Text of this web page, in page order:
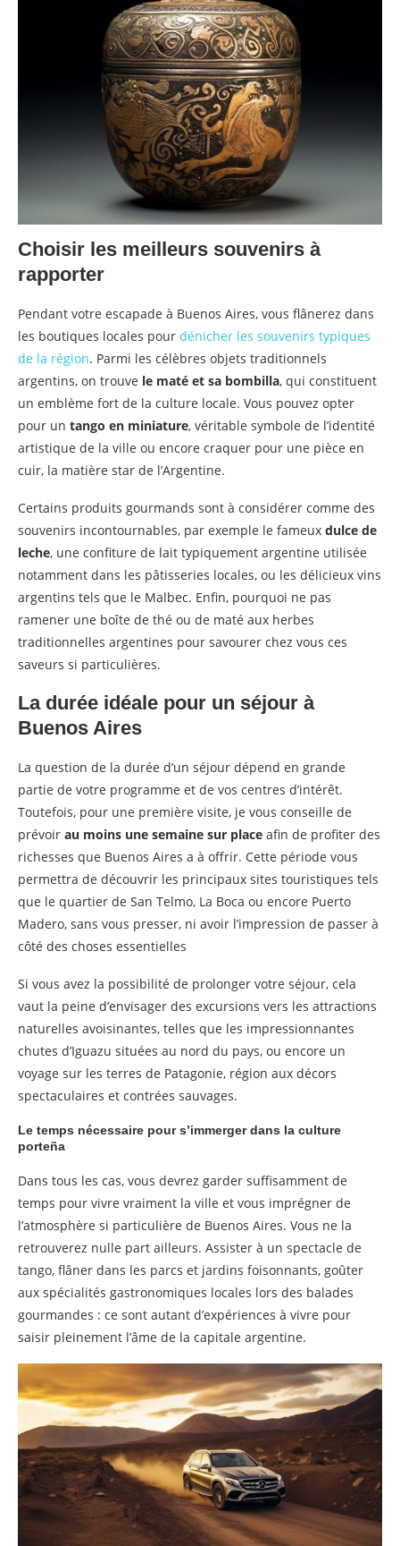
Choisir les meilleurs souvenirs à
rapporter
Pendant votre escapade à Buenos Aires, vous flânerez dans
les boutiques locales pour dénicher les souvenirs typiques
de la région. Parmi les célèbres objets traditionnels
argentins, on trouve le maté et sa bombilla, qui constituent
un emblème fort de la culture locale. Vous pouvez opter
pour un tango en miniature, véritable symbole de l’identité
artistique de la ville ou encore craquer pour une pièce en
cuir, la matière star de l’Argentine.
Certains produits gourmands sont à considérer comme des
souvenirs incontournables, par exemple le fameux dulce de
leche, une confiture de lait typiquement argentine utilisée
notamment dans les pâtisseries locales, ou les délicieux vins
argentins tels que le Malbec. Enfin, pourquoi ne pas
ramener une boîte de thé ou de maté aux herbes
traditionnelles argentines pour savourer chez vous ces
saveurs si particulières.
La durée idéale pour un séjour à
Buenos Aires
La question de la durée d’un séjour dépend en grande
partie de votre programme et de vos centres d’intérêt.
Toutefois, pour une première visite, je vous conseille de
prévoir au moins une semaine sur place afin de profiter des
richesses que Buenos Aires a à offrir. Cette période vous
permettra de découvrir les principaux sites touristiques tels
que le quartier de San Telmo, La Boca ou encore Puerto
Madero, sans vous presser, ni avoir l’impression de passer à
côté des choses essentielles
Si vous avez la possibilité de prolonger votre séjour, cela
vaut la peine d’envisager des excursions vers les attractions
naturelles avoisinantes, telles que les impressionnantes
chutes d’Iguazu situées au nord du pays, ou encore un
voyage sur les terres de Patagonie, région aux décors
spectaculaires et contrées sauvages.
Le temps nécessaire pour s’immerger dans la culture
porteña
Dans tous les cas, vous devrez garder suffisamment de
temps pour vivre vraiment la ville et vous imprégner de
l’atmosphère si particulière de Buenos Aires. Vous ne la
retrouverez nulle part ailleurs. Assister à un spectacle de
tango, flâner dans les parcs et jardins foisonnants, goûter
aux spécialités gastronomiques locales lors des balades
gourmandes : ce sont autant d’expériences à vivre pour
saisir pleinement l’âme de la capitale argentine.